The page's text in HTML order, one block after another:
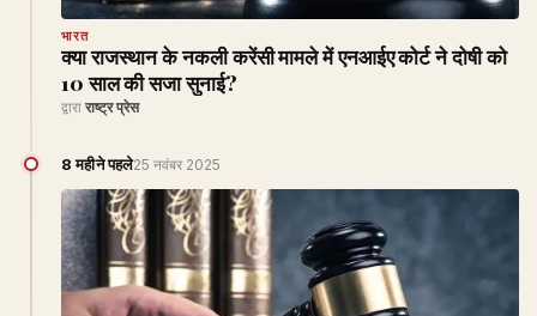
भारत
क्या राजस्थान के नकली करेंसी मामले में एनआईए कोर्ट ने दोषी को
10 साल की सजा सुनाई?
द्वारा राष्ट्र प्रेस
8 महीने पहले25 नवंबर 2025